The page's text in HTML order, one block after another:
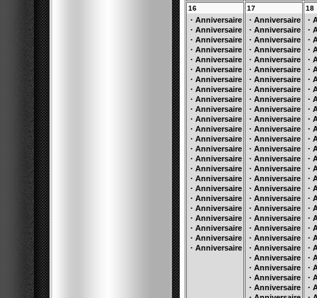
16
· Anniversaire
· Anniversaire
· Anniversaire
· Anniversaire
· Anniversaire
· Anniversaire
· Anniversaire
· Anniversaire
· Anniversaire
· Anniversaire
· Anniversaire
· Anniversaire
· Anniversaire
· Anniversaire
· Anniversaire
· Anniversaire
· Anniversaire
· Anniversaire
· Anniversaire
· Anniversaire
· Anniversaire
· Anniversaire
· Anniversaire
· Anniversaire
17
· Anniversaire
· Anniversaire
· Anniversaire
· Anniversaire
· Anniversaire
· Anniversaire
· Anniversaire
· Anniversaire
· Anniversaire
· Anniversaire
· Anniversaire
· Anniversaire
· Anniversaire
· Anniversaire
· Anniversaire
· Anniversaire
· Anniversaire
· Anniversaire
· Anniversaire
· Anniversaire
· Anniversaire
· Anniversaire
· Anniversaire
· Anniversaire
· Anniversaire
· Anniversaire
· Anniversaire
· Anniversaire
18
·
·
·
·
·
·
·
·
·
·
·
·
·
·
·
·
·
·
·
·
·
·
·
·
·
·
·
·